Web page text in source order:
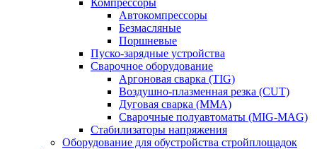
Компрессоры
Автокомпрессоры
Безмасляные
Поршневые
Пуско-зарядные устройства
Сварочное оборудование
Аргоновая сварка (TIG)
Воздушно-плазменная резка (CUT)
Дуговая сварка (ММА)
Сварочные полуавтоматы (MIG-MAG)
Стабилизаторы напряжения
Оборудование для обустройства стройплощадок